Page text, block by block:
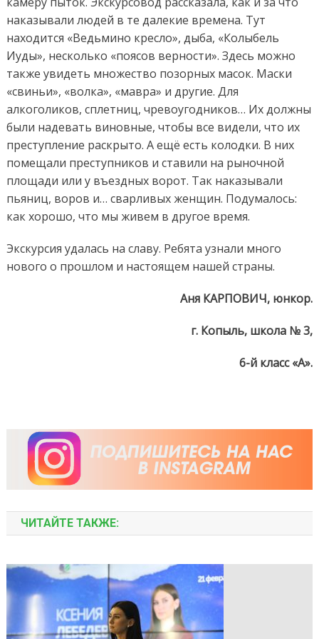
наказывали людей в те далекие времена. Тут
находится «Ведьмино кресло», дыба, «Колыбель
Иуды», несколько «поясов верности». Здесь можно
также увидеть множество позорных масок. Маски
«свиньи», «волка», «мавра» и другие. Для
алкоголиков, сплетниц, чревоугодников… Их должны
были надевать виновные, чтобы все видели, что их
преступление раскрыто. А ещё есть колодки. В них
помещали преступников и ставили на рыночной
площади или у въездных ворот. Так наказывали
пьяниц, воров и… сварливых женщин. Подумалось:
как хорошо, что мы живем в другое время.
Экскурсия удалась на славу. Ребята узнали много
нового о прошлом и настоящем нашей страны.
Аня КАРПОВИЧ, юнкор.
г. Копыль, школа № 3,
6-й класс «А».
ЧИТАЙТЕ ТАКЖЕ: